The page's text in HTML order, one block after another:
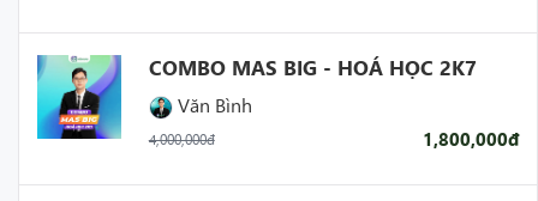
COMBO MAS BIG - HOÁ HỌC 2K7
Văn Bình
4,000,000đ 1,800,000đ